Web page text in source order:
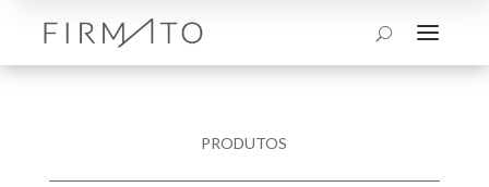
U a
PRODUTOS